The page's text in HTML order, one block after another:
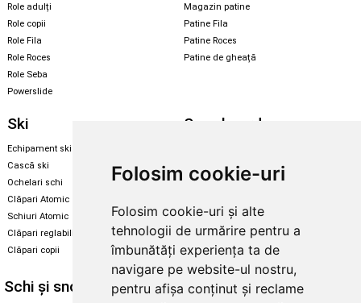
Folosim cookie-uri
Folosim cookie-uri și alte
tehnologii de urmărire pentru a
îmbunătăți experiența ta de
navigare pe website-ul nostru,
pentru afișa conținut și reclame
Role adulți
Role copii
Role Fila
Role Roces
Role Seba
Powerslide
Magazin patine
Patine Fila
Patine Roces
Patine de gheață
Ski
Echipament ski
Cască ski
Ochelari schi
Clăpari Atomic
Schiuri Atomic
Clăpari reglabili
Clăpari copii
Snowboard
Echipament snowboard
Legături Rome SDS
Skate & longboard
Enuff Skateboards
Schi și snowboard Diverse